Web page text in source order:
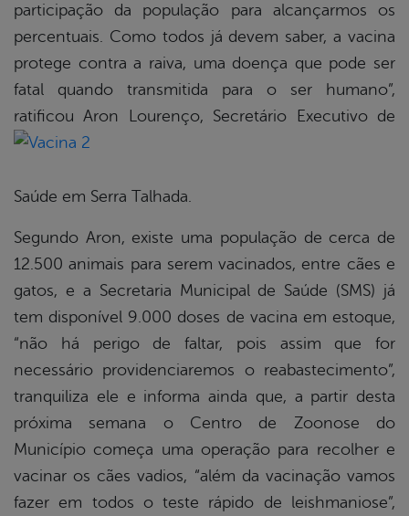
participação da população para alcançarmos os
percentuais. Como todos já devem saber, a vacina
protege contra a raiva, uma doença que pode ser
fatal quando transmitida para o ser humano”,
ratificou Aron
Lourenço, Secretário Executivo de
Saúde em Serra Talhada.
Segundo Aron, existe uma população de cerca de
12.500 animais para serem vacinados, entre cães e
gatos, e a Secretaria Municipal de Saúde (SMS) já
tem disponível 9.000 doses de vacina em estoque,
“não há perigo de faltar, pois assim que for
necessário providenciaremos o reabastecimento”,
tranquiliza ele e informa ainda que, a partir desta
próxima semana o Centro de Zoonose do
Município começa uma operação para recolher e
vacinar os cães vadios, “além da vacinação vamos
fazer em todos o teste rápido de leishmaniose”,